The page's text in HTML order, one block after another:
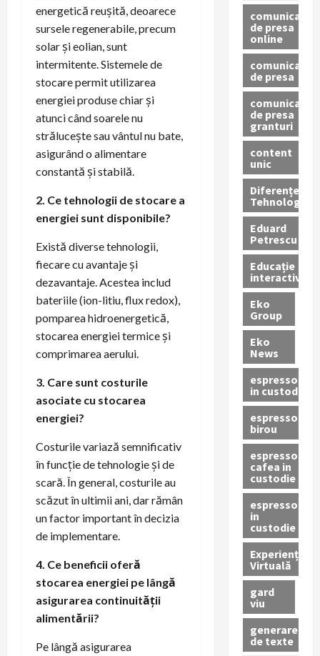
energetică reușită, deoarece
sursele regenerabile, precum
solar și eolian, sunt
intermitente. Sistemele de
stocare permit utilizarea
energiei produse chiar și
atunci când soarele nu
strălucește sau vântul nu bate,
asigurând o alimentare
constantă și stabilă.
2. Ce tehnologii de stocare a
energiei sunt disponibile?
Există diverse tehnologii,
fiecare cu avantaje și
dezavantaje. Acestea includ
bateriile (ion-litiu, flux redox),
pomparea hidroenergetică,
stocarea energiei termice și
comprimarea aerului.
3. Care sunt costurile
asociate cu stocarea
energiei?
Costurile variază semnificativ
în funcție de tehnologie și de
scară. În general, costurile au
scăzut în ultimii ani, dar rămân
un factor important în decizia
de implementare.
4. Ce beneficii oferă
stocarea energiei pe lângă
asigurarea continuității
alimentării?
Pe lângă asigurarea
comunicat
de presa
online
comunicate
de presa
comunicate
de presa
granturi
content
unic
Diferențe
Tehnologice
Eduard
Petrescu
Educație
interactivă
Eko
Group
Eko
News
espressoare
in custodie
espressor
birou
espressor
cafea in
custodie
espressor
in
custodie
Experiență
Virtuală
gard
viu
generare
de texte